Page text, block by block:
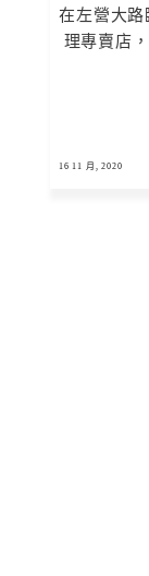
在左營大路
理專賣店
16 11 月, 2020